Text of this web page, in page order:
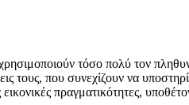
τόσο πολύ τον
τους, που συνεχίζουν να
πραγματικότητες,